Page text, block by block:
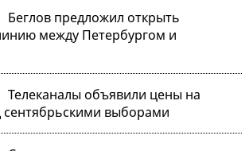
Беглов предложил открыть
между Петербургом и
Телеканалы объявили цены на
сентябрьскими выборами